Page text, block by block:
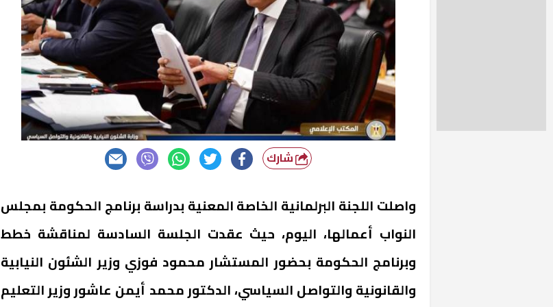
شارك
واصلت اللجنة البرلمانية الخاصة المعنية بدراسة برنامج الحكومة بمجلس
النواب أعمالها، اليوم، حيث عقدت الجلسة السادسة لمناقشة خطط
وبرنامج الحكومة بحضور المستشار محمود فوزي وزير الشئون النيابية
والقانونية والتواصل السياسي، الدكتور محمد أيمن عاشور وزير التعليم